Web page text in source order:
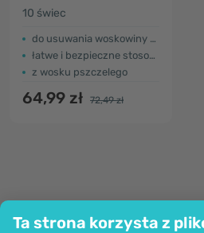
Ta strona korzysta z
10 świec
do usuwania woskowiny z uszu
łatwe i bezpieczne stosowanie
z wosku pszczelego
64,99 zł 72,49 zł